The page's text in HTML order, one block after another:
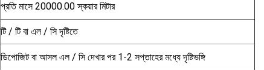
প্রতি মাসে 20000.00 স্কয়ার মিটার
টি / টি বা এল / সি দৃষ্টিতে
ডিপোজিট বা আসল এল / সি দেখার পর 1-2 সপ্তাহের মধ্যে দৃষ্টিভঙ্গি